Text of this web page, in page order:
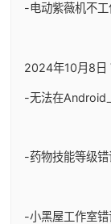
-电动紫薇机不工
2024年10月8
-无法在Android
-药物技能等级
-小黑屋工作室错